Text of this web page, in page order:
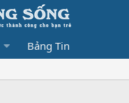
Bảng Tin